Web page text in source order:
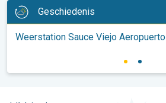
Geschiedenis
Weerstation Sauce Viejo Aeropuerto